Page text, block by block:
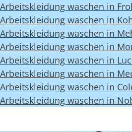
Arbeitskleidung waschen in
Arbeitskleidung waschen in
Arbeitskleidung waschen in
Arbeitskleidung waschen in
Arbeitskleidung waschen in
Arbeitskleidung waschen in
Arbeitskleidung waschen in
Arbeitskleidung waschen in